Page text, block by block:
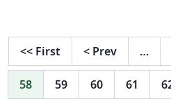
<< First < Prev …
58 59 60 61